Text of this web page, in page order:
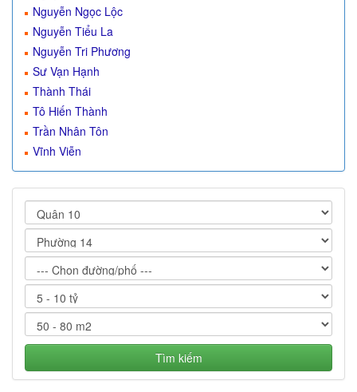
Nguyễn Ngọc Lộc
Nguyễn Tiểu La
Nguyễn Tri Phương
Sư Vạn Hạnh
Thành Thái
Tô Hiến Thành
Trần Nhân Tôn
Vĩnh Viễn
Tìm kiếm